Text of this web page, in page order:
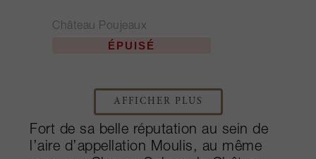
Château Poujeaux
ÉPUISÉ
AFFICHER PLUS
Fort de sa belle réputation au sein de
l’aire d’appellation Moulis, au même